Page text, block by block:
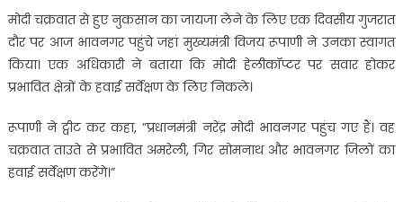
मोदी चक्रवात से हुए नुकसान का जायजा लेने के लिए एक दिवसीय गुजरात
दौर पर आज भावनगर पहुंचे जहां मुख्यमंत्री विजय रूपाणी ने उनका स्वागत
किया। एक अधिकारी ने बताया कि मोदी हेलीकॉप्टर पर सवार होकर
प्रभावित क्षेत्रों के हवाई सर्वेक्षण के लिए निकले।
रूपाणी ने ट्वीट कर कहा, ”प्रधानमंत्री नरेंद्र मोदी भावनगर पहुंच गए हैं। वह
चक्रवात ताउते से प्रभावित अमरेली, गिर सोमनाथ और भावनगर जिलों का
हवाई सर्वेक्षण करेंगे।”